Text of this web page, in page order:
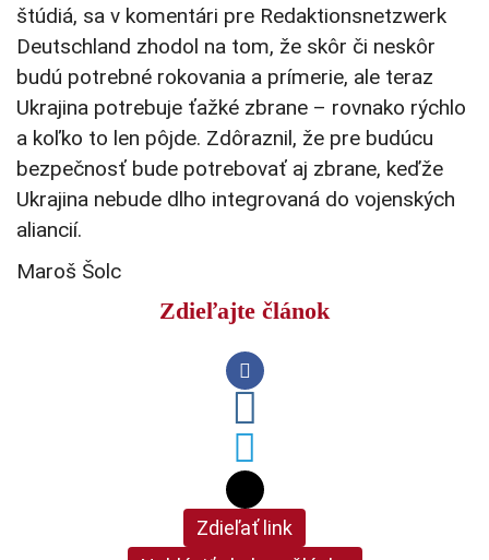
štúdiá, sa v komentári pre Redaktionsnetzwerk
Deutschland zhodol na tom, že skôr či neskôr
budú potrebné rokovania a prímerie, ale teraz
Ukrajina potrebuje ťažké zbrane – rovnako rýchlo
a koľko to len pôjde. Zdôraznil, že pre budúcu
bezpečnosť bude potrebovať aj zbrane, keďže
Ukrajina nebude dlho integrovaná do vojenských
aliancií.
Maroš Šolc
Zdieľajte článok
Zdieľať link